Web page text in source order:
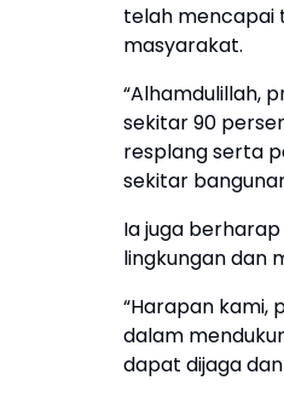
telah mencapai
masyarakat.
“Alhamdulillah,
sekitar 90
resplang serta
sekitar
Ia juga
lingkungan dan
“Harapan
dalam
dapat dijaga